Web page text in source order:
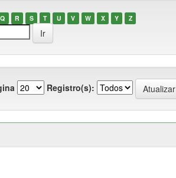
Q R S T U V W X Y Z
Registro(s):